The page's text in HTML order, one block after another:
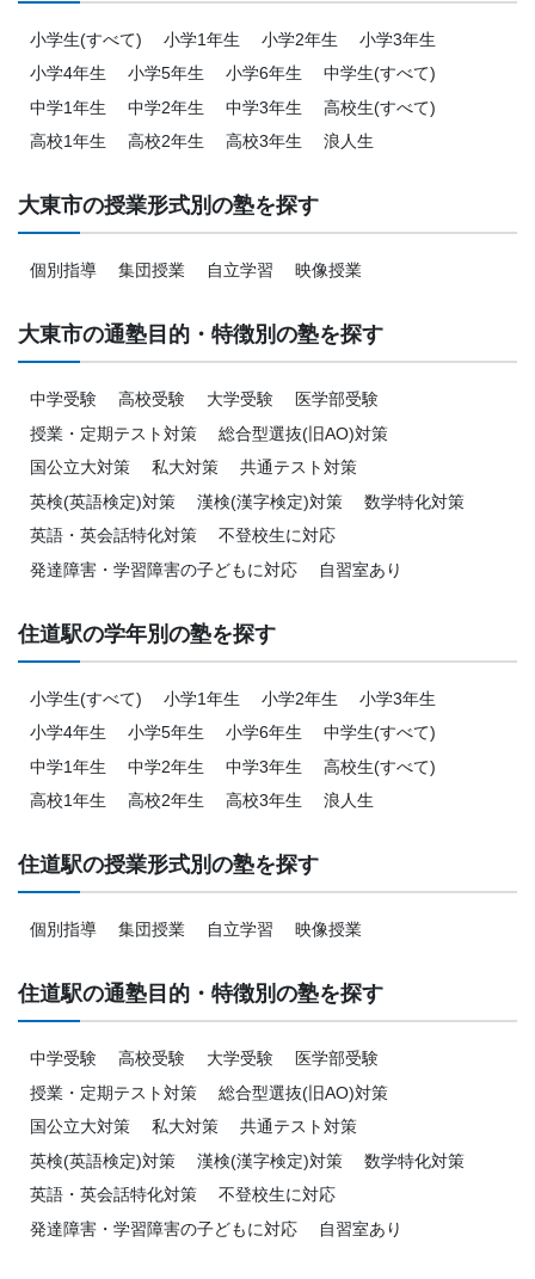
小学生(すべて) 小学1年生 小学2年生
小学3年生
小学4年生
小学5年生 小学6年生
中学生(すべて)
中学1年生
中学2年生 中学3年生
高校生(すべて)
高校1年生
高校2年生 高校3年生 浪人生
大東市の授業形式別の塾を探す
個別指導 集団授業 自立学習 映像授業
大東市の通塾目的・特徴別の塾を探す
中学受験 高校受験 大学受験
医学部受験
授業・定期テスト対策
総合型選抜(旧AO)対策
国公立大対策
私大対策
共通テスト対策
英検(英語検定)対策
漢検(漢字検定)対策
数学特化対策
英語・英会話特化対策
不登校生に対応
発達障害・学習障害の子どもに対応
自習室あり
住道駅の学年別の塾を探す
小学生(すべて) 小学1年生 小学2年生
小学3年生
小学4年生
小学5年生 小学6年生
中学生(すべて)
中学1年生
中学2年生 中学3年生
高校生(すべて)
高校1年生
高校2年生 高校3年生 浪人生
住道駅の授業形式別の塾を探す
個別指導 集団授業 自立学習 映像授業
住道駅の通塾目的・特徴別の塾を探す
中学受験 高校受験 大学受験
医学部受験
授業・定期テスト対策
総合型選抜(旧AO)対策
国公立大対策
私大対策
共通テスト対策
英検(英語検定)対策
漢検(漢字検定)対策
数学特化対策
英語・英会話特化対策
不登校生に対応
発達障害・学習障害の子どもに対応
自習室あり